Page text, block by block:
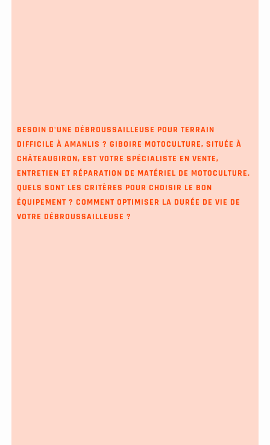
BESOIN D'UNE DÉBROUSSAILLEUSE POUR TERRAIN
DIFFICILE À AMANLIS ? GIBOIRE MOTOCULTURE, SITUÉE À
CHÂTEAUGIRON, EST VOTRE SPÉCIALISTE EN VENTE,
ENTRETIEN ET RÉPARATION DE MATÉRIEL DE MOTOCULTURE.
QUELS SONT LES CRITÈRES POUR CHOISIR LE BON
ÉQUIPEMENT ? COMMENT OPTIMISER LA DURÉE DE VIE DE
VOTRE DÉBROUSSAILLEUSE ?